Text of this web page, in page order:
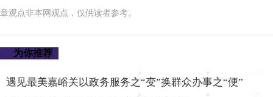
章观点非本网观点，仅供读者参考。
为你推荐
遇见最美嘉峪关以政务服务之“变”换群众办事之“便”